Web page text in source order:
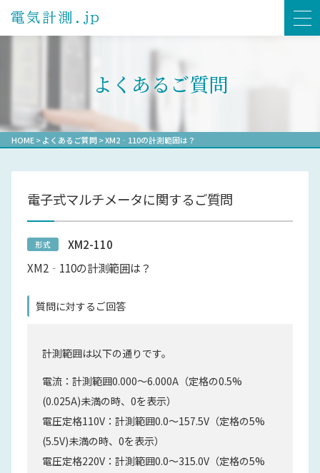
よくあるご質問
HOME>よくあるご質問>XM2‐110の計測範囲は？
電子式マルチメータに関するご質問
形式
XM2-110
XM2‐110の計測範囲は？
質問に対するご回答
計測範囲は以下の通りです。
電流：計測範囲0.000～6.000A（定格の0.5%
(0.025A)未満の時、0を表示）
電圧定格110V：計測範囲0.0～157.5V（定格の5%
(5.5V)未満の時、0を表示）
電圧定格220V：計測範囲0.0～315.0V（定格の5%